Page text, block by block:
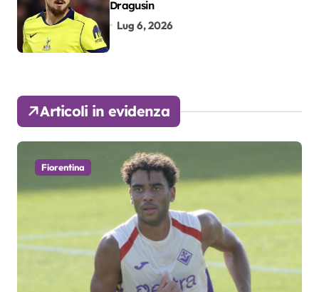
Dragusin
Lug 6, 2026
Articoli in evidenza
Fiorentina